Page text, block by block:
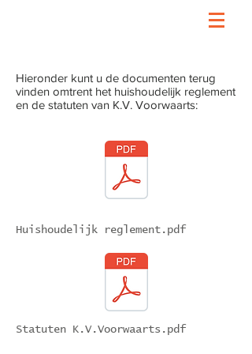
Hieronder kunt u de documenten terug
vinden omtrent het huishoudelijk reglement
en de statuten van K.V. Voorwaarts:
Huishoudelijk reglement.pdf
Statuten K.V.Voorwaarts.pdf